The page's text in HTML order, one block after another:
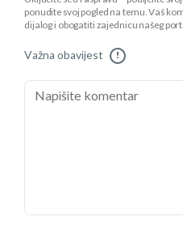
ponudite svoj pogled na temu. Vaš
dijalog i obogatiti zajednicu našeg
Važna obavijest !